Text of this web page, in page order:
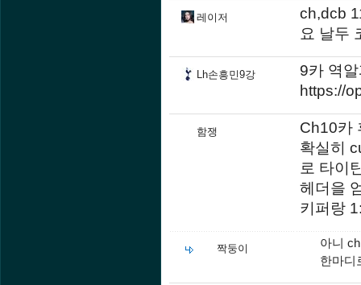
레이저
ch,dcb
요 날두
Lh손흥민9강
9카 역
https://
함쟁
Ch10카
확실히
로 타이
헤더을
키퍼랑
짝둥이
아니
한마디